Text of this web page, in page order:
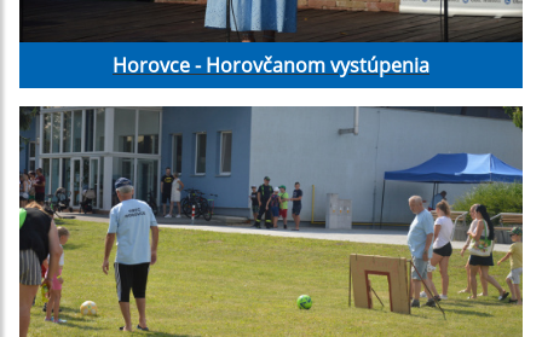
Horovce - Horovčanom vystúpenia